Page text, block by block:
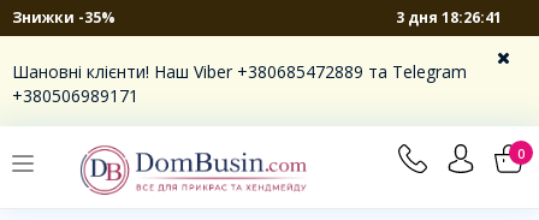
Знижки -35% 3 дня 18:26:40
Шановні клієнти! Наш Viber +380685472889 та Telegram
+380506989171
0
×